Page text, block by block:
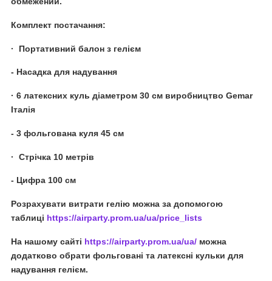
Комплект постачання:
· Портативний балон з гелієм
- Насадка для надування
· 6 латексних куль діаметром 30 см виробництво Gemar
Італія
- 3 фольгована куля 45 см
· Стрічка 10 метрів
- Цифра 100 см
Розрахувати витрати гелію можна за допомогою
таблиці https://airparty.prom.ua/ua/price_lists
На нашому сайті https://airparty.prom.ua/ua/ можна
додатково обрати фольговані та латексні кульки для
надування гелієм.